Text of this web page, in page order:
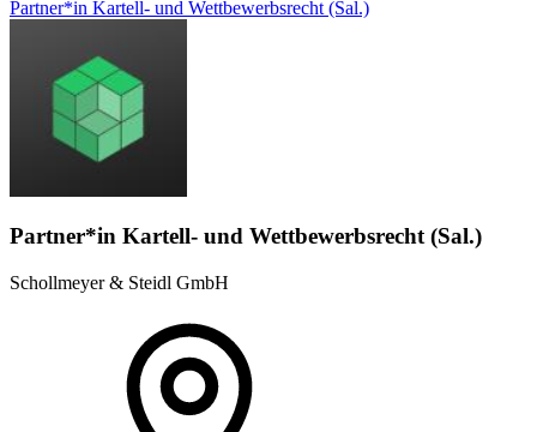
Partner*in Kartell- und Wettbewerbsrecht (Sal.)
Partner*in Kartell- und Wettbewerbsrecht (Sal.)
Schollmeyer & Steidl GmbH